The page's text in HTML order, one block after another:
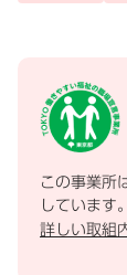
この事業所
しています。
詳しい取組